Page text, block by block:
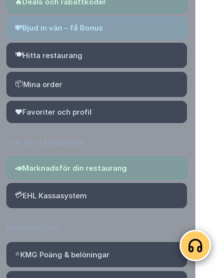
💸Bjud in vän – få Bonus
🍽️Hitta restaurang
📦Mina order
❤️Favoriter och profil
📣Marknadsför din restaurang
💳EHL Kassasystem
⭐KMG Poäng & belöningar